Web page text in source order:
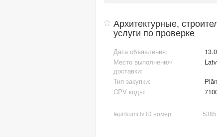
Архитектурные,
услуги по проверке
Дата объявления:
Место выполнения/
доставки:
Тип закупки:
CPV коды:
Iepirkumi.lv ID номер: